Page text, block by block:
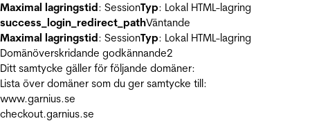
Maximal lagringstid: SessionTyp: Lokal HTML-lagring
success_login_redirect_pathVäntande
Maximal lagringstid: SessionTyp: Lokal HTML-lagring
Domänöverskridande godkännande2
Ditt samtycke gäller för följande domäner:
Lista över domäner som du ger samtycke till:
www.garnius.se
checkout.garnius.se